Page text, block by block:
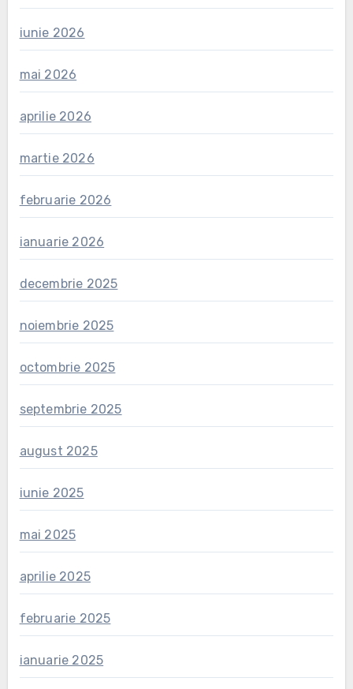
iunie 2026
mai 2026
aprilie 2026
martie 2026
februarie 2026
ianuarie 2026
decembrie 2025
noiembrie 2025
octombrie 2025
septembrie 2025
august 2025
iunie 2025
mai 2025
aprilie 2025
februarie 2025
ianuarie 2025